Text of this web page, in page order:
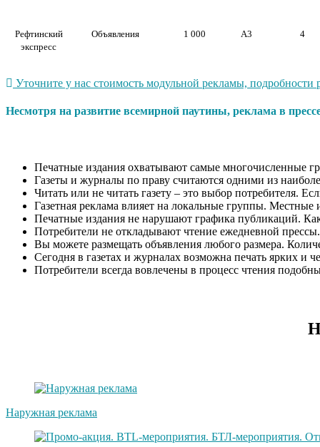
Рефтинский
экспресс
Объявления 1 000 А3 4
Уточните у нас стоимость модульной рекламы,
Несмотря на развитие всемирной паутины, реклама в
Печатные издания охватывают самые многочисленные
Газеты и журналы по праву считаются одними из
Читать или не читать газету – это выбор потребителя.
Газетная реклама влияет на локальные группы.
Печатные издания не нарушают графика публикаций. Как
Потребители не откладывают чтение ежедневной прессы.
Вы можете размещать объявления любого размера.
Сегодня в газетах и журналах возможна печать ярких и
Потребители всегда вовлечены в процесс чтения
Наружная реклама